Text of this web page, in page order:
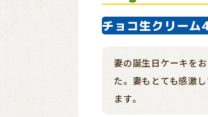
チョコ生クリーム
妻の誕生日ケーキを
た。妻もとても感激
ます。